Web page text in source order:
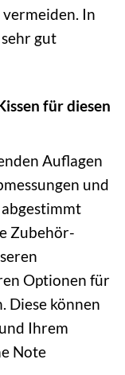
In
gut
für diesen
Auflagen
und
Zubehör-
Optionen für
Diese können
Ihrem
Note